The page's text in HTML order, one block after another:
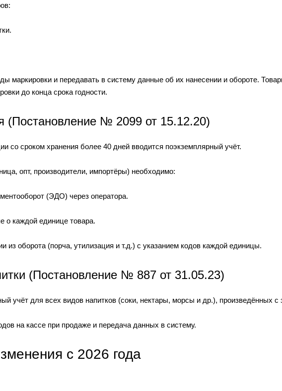
маркировки и передавать в систему данные об их нанесении и обороте.
до конца срока годности.
(Постановление № 2099 от 15.12.20)
со сроком хранения более 40 дней вводится поэкземплярный учёт.
опт, производители, импортёры) необходимо:
(ЭДО) через оператора.
о каждой единице товара.
оборота (порча, утилизация и т.д.) с указанием кодов каждой единицы.
(Постановление № 887 от 31.05.23)
учёт для всех видов напитков (соки, нектары, морсы и др.), произведённых с
на кассе при продаже и передача данных в систему.
с 2026 года